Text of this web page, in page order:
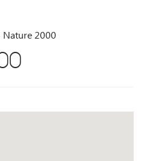
Nature 2000